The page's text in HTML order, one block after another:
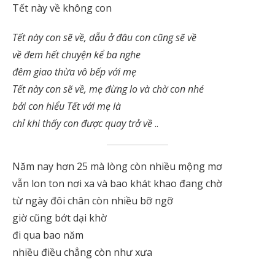
Tết này về không con
Tết này con sẽ về, dẫu ở đâu con cũng sẽ về
về đem hết chuyện kể ba nghe
đêm giao thừa vô bếp với mẹ
Tết này con sẽ về, mẹ đừng lo và chờ con nhé
bởi con hiểu Tết với mẹ là
chỉ khi thấy con được quay trở về..
Năm nay hơn 25 mà lòng còn nhiều mộng mơ
vẫn lon ton nơi xa và bao khát khao đang chờ
từ ngày đôi chân còn nhiều bỡ ngỡ
giờ cũng bớt dại khờ
đi qua bao năm
nhiều điều chẳng còn như xưa